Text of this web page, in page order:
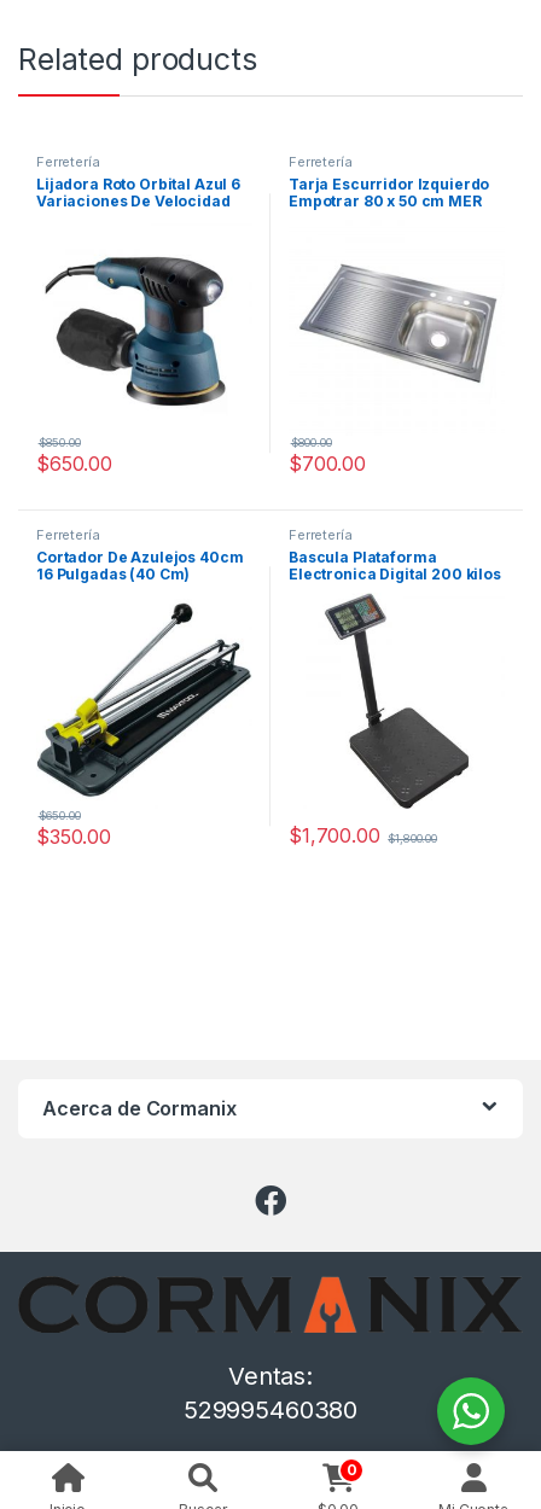
Related products
Ferretería
Lijadora Roto Orbital Azul 6
Variaciones De Velocidad
$650.00
$850.00
Ferretería
Tarja Escurridor Izquierdo
Empotrar 80 x 50 cm MER
$700.00
$800.00
Ferretería
Cortador De Azulejos 40cm
16 Pulgadas (40 Cm)
$350.00
$650.00
Ferretería
Bascula Plataforma
Electronica Digital 200 kilos
Plegable Gutstark Indicador
Negocio
$1,700.00 $1,800.00
Acerca de Cormanix
Ventas:
529995460380
0